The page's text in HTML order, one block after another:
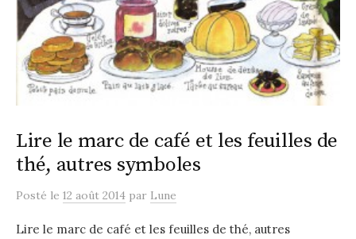
Lire le marc de café et les feuilles de
thé, autres symboles
Posté le 12 août 2014 par Lune
Lire le marc de café et les feuilles de thé, autres